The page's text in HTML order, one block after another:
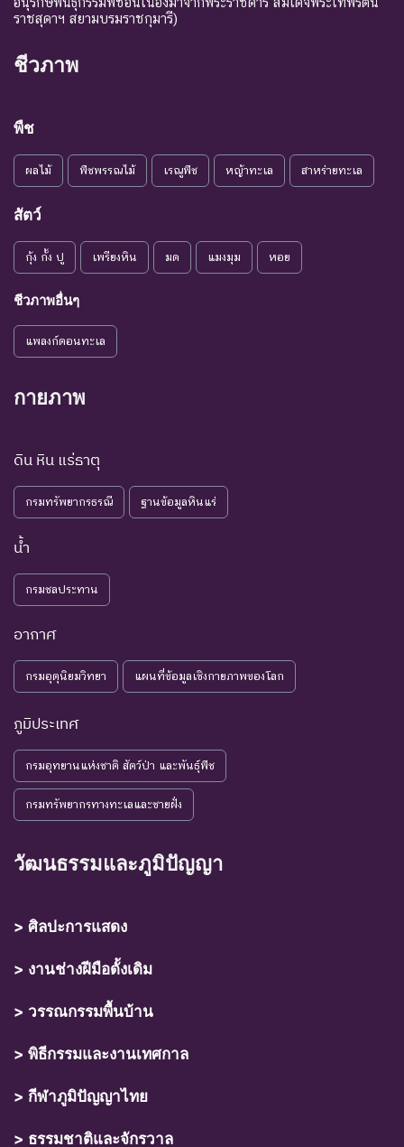
ราชสุดาฯ สยามบรมราชกุมารี)
ชีวภาพ
พืช
ผลไม้ พืชพรรณไม้ เรณูพืช หญ้าทะเล สาหร่ายทะเล
สัตว์
กุ้ง กั้ง ปู เพรียงหิน มด แมงมุม หอย
ชีวภาพอื่นๆ
แพลงก์ตอนทะเล
กายภาพ
ดิน หิน แร่ธาตุ
กรมทรัพยากรธรณี ฐานข้อมูลหินแร่
น้ำ
กรมชลประทาน
อากาศ
กรมอุตุนิยมวิทยา แผนที่ข้อมูลเชิงกายภาพของโลก
ภูมิประเทศ
กรมอุทยานแห่งชาติ สัตว์ป่า และพันธุ์พืช
กรมทรัพยากรทางทะเลและชายฝั่ง
วัฒนธรรมและภูมิปัญญา
> ศิลปะการแสดง
> งานช่างฝีมือดั้งเดิม
> วรรณกรรมพื้นบ้าน
> พิธีกรรมและงานเทศกาล
> กีฬาภูมิปัญญาไทย
> ธรรมชาติและจักรวาล